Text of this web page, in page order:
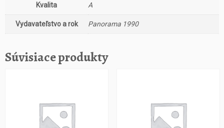
o
i
i
Kvalita A
Vydavateľstvo a rok Panorama 1990
Súvisiace produkty